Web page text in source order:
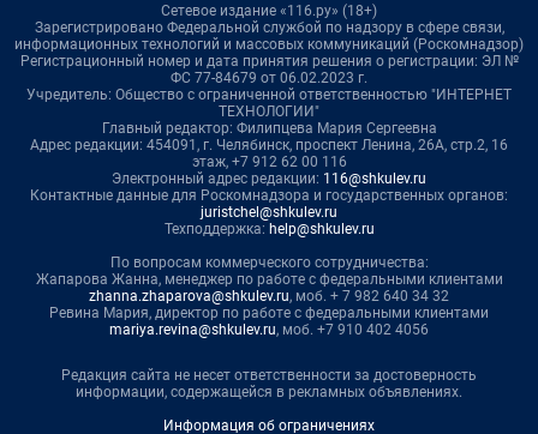
Сетевое издание «116.ру» (18+)
Зарегистрировано Федеральной службой по надзору в сфере связи,
информационных технологий и массовых коммуникаций (Роскомнадзор)
Регистрационный номер и дата принятия решения о регистрации: ЭЛ №
ФС 77-84679 от 06.02.2023 г.
Учредитель: Общество с ограниченной ответственностью "ИНТЕРНЕТ
ТЕХНОЛОГИИ"
Главный редактор: Филипцева Мария Сергеевна
Адрес редакции: 454091, г. Челябинск, проспект Ленина, 26А, стр.2, 16
этаж, +7 912 62 00 116
Электронный адрес редакции: 116@shkulev.ru
Контактные данные для Роскомнадзора и государственных органов:
juristchel@shkulev.ru
Техподдержка: help@shkulev.ru
По вопросам коммерческого сотрудничества:
Жапарова Жанна, менеджер по работе с федеральными клиентами
zhanna.zhaparova@shkulev.ru, моб. + 7 982 640 34 32
Ревина Мария, директор по работе с федеральными клиентами
mariya.revina@shkulev.ru, моб. +7 910 402 4056
Редакция сайта не несет ответственности за достоверность
информации, содержащейся в рекламных объявлениях.
Информация об ограничениях